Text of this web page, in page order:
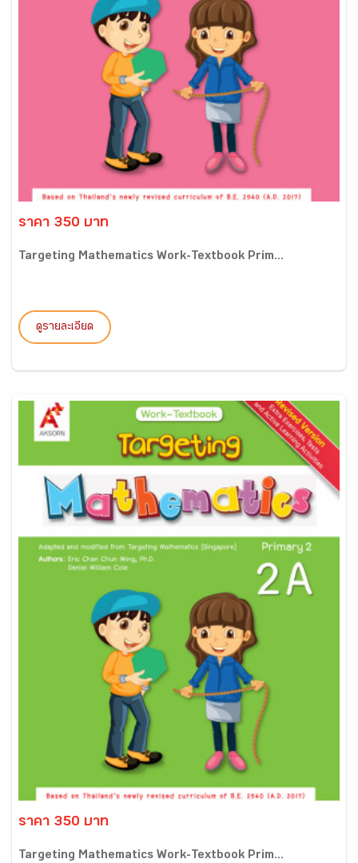
ราคา 350 บาท
Targeting Mathematics Work-Textbook Prim...
ดูรายละเอียด
ราคา 350 บาท
Targeting Mathematics Work-Textbook Prim...